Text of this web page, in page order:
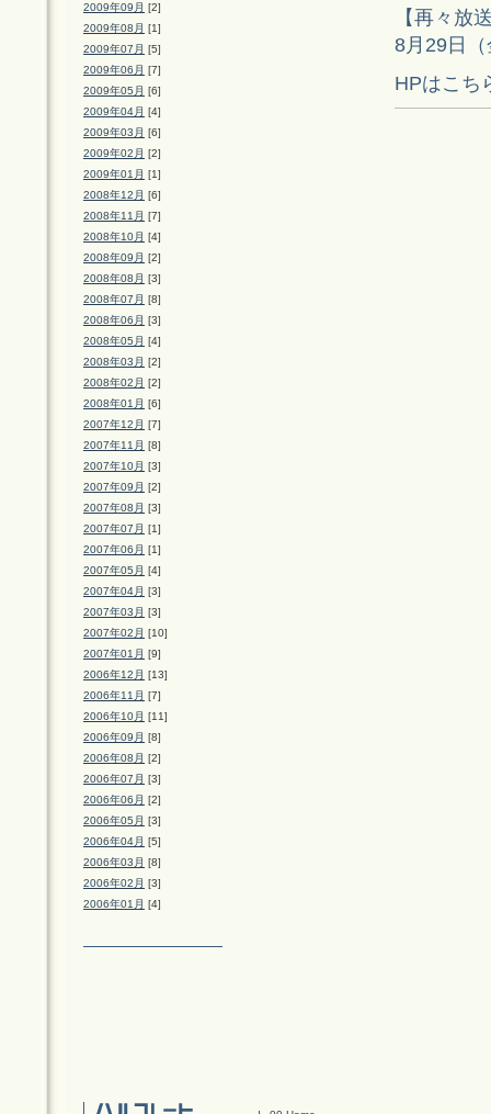
2009年09月 [2]
2009年08月 [1]
2009年07月 [5]
2009年06月 [7]
2009年05月 [6]
2009年04月 [4]
2009年03月 [6]
2009年02月 [2]
2009年01月 [1]
2008年12月 [6]
2008年11月 [7]
2008年10月 [4]
2008年09月 [2]
2008年08月 [3]
2008年07月 [8]
2008年06月 [3]
2008年05月 [4]
2008年03月 [2]
2008年02月 [2]
2008年01月 [6]
2007年12月 [7]
2007年11月 [8]
2007年10月 [3]
2007年09月 [2]
2007年08月 [3]
2007年07月 [1]
2007年06月 [1]
2007年05月 [4]
2007年04月 [3]
2007年03月 [3]
2007年02月 [10]
2007年01月 [9]
2006年12月 [13]
2006年11月 [7]
2006年10月 [11]
2006年09月 [8]
2006年08月 [2]
2006年07月 [3]
2006年06月 [2]
2006年05月 [3]
2006年04月 [5]
2006年03月 [8]
2006年02月 [3]
2006年01月 [4]
【再々放
8月29日
HPはこち